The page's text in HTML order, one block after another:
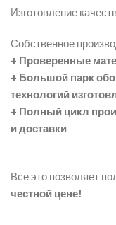
Изготовление
Собственное
+ Проверенные
+ Большой парк
технологий
+ Полный цикл
и доставки
Все это позволяет
честной цене!